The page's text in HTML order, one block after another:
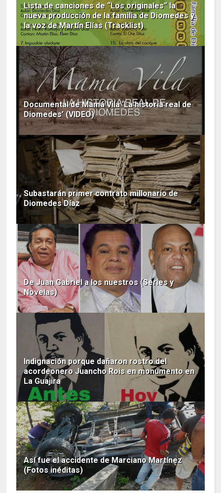
Lista de canciones de “Los originales” la
nueva producción de la familia de Diomedes y
la voz de Martín Elías (Tracklist)
Documental de Mamá Vila ‘La historia real de
Diomedes’ (VIDEO)
Subastarán primer contrato millonario de
Diomedes Díaz
De Juan Gabriel a los nuestros (Series y
Novelas)
Indignación porque dañaron rostro del
acordeonero Juancho Rois en monumento en
La Guajira
Así fue el accidente de Marciano Martínez
(Fotos inéditas)